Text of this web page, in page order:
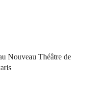
Nouveau Théâtre de